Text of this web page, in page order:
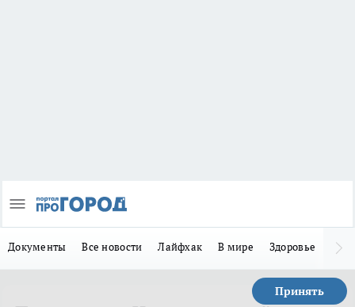
Документы Все новости Лайфхак В мире Здоровье
Принять